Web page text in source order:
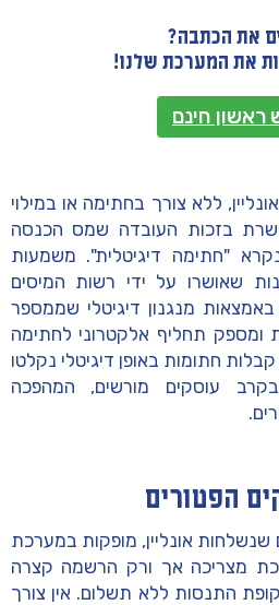
את הכתבה?
את המערכת שלנו!
ראשון חינם
ללא צורך בחתימה או במילוי
בזכות העובדה שמס הכנסה
"חתימה דיגיטלית". משמעות
שאושרו על ידי רשות המיסים
מנגנון דיגיטלי שממספר
ומספק תחליף אלקטרוני לחתימה
חתומות באופן דיגיטלי נקלטו
עוסקים מורשים, המהפכה
הפטורים
אונליין, מופקות במערכת
מצריכה אך ורק הרשמה קצרה
התנסות ללא תשלום. אין צורך